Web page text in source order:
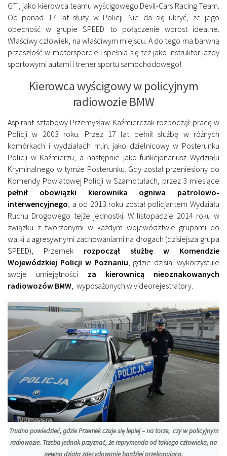
GTi, jako kierowca teamu wyścigowego Devil-Cars Racing Team.
Od ponad 17 lat służy w Policji. Nie da się ukryć, że jego
obecność w grupie SPEED to połączenie wprost idealne.
Właściwy człowiek, na właściwym miejscu. A do tego ma barwną
przeszłość w motorsporcie i spełnia się też jako instruktor jazdy
sportowymi autami i trener sportu samochodowego!
Kierowca wyścigowy w policyjnym
radiowozie BMW
Aspirant sztabowy Przemysław Kaźmierczak rozpoczął pracę w
Policji w 2003 roku. Przez 17 lat pełnił służbę w różnych
komórkach i wydziałach m.in. jako dzielnicowy w Posterunku
Policji w Kaźmierzu, a następnie jako funkcjonariusz Wydziału
Kryminalnego w tymże Posterunku. Gdy został przeniesiony do
Komendy Powiatowej Policji w Szamotułach, przez 3 miesiące
pełnił obowiązki kierownika ogniwa patrolowo-
interwencyjnego, a od 2013 roku został policjantem Wydziału
Ruchu Drogowego tejże jednostki. W listopadzie 2014 roku w
związku z tworzonymi w każdym województwie grupami do
walki z agresywnymi zachowaniami na drogach (dzisiejsza grupa
SPEED), Przemek rozpoczął służbę w Komendzie
Wojewódzkiej Policji w Poznaniu, gdzie dzisiaj wykorzystuje
swoje umiejętności za kierownicą nieoznakowanych
radiowozów BMW, wyposażonych w videorejestratory.
Trudno powiedzieć, gdzie Przemek czuje się lepiej – na torze, czy w policyjnym
radiowozie. Trzeba jednak przyznać, że reprymenda od takiego człowieka, na
pewno działa zdecydowanie bardziej przekonująco.